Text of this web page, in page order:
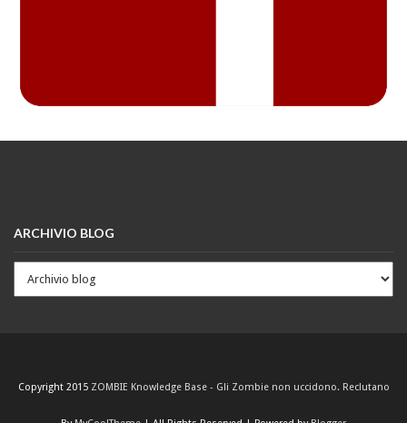
ARCHIVIO BLOG
Copyright 2015 ZOMBIE Knowledge Base - Gli Zombie non uccidono. Reclutano